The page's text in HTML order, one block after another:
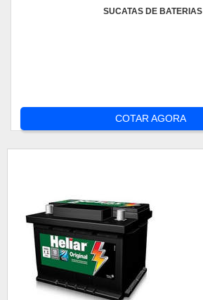
SUCATAS DE BATERIAS
COTAR AGORA